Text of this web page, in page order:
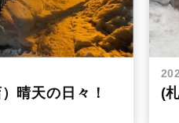
晴天の日々！ (